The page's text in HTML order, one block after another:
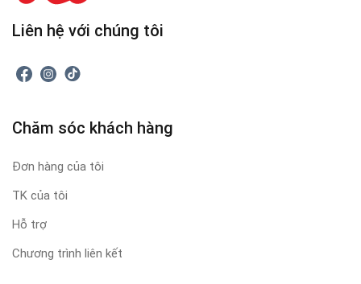
Liên hệ với chúng tôi
Chăm sóc khách hàng
Đơn hàng của tôi
TK của tôi
Hỗ trợ
Chương trình liên kết